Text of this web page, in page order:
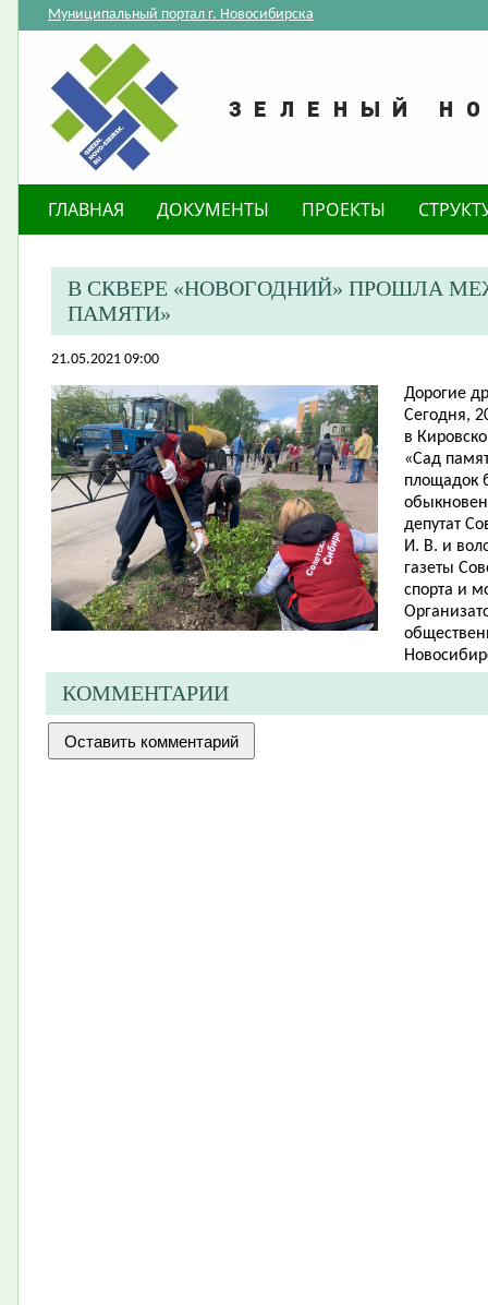
Муниципальный портал г. Новосибирска
ГЛАВНАЯ ДОКУМЕНТЫ ПРОЕКТЫ
В СКВЕРЕ «НОВОГОДНИЙ» ПРОШЛА
ПАМЯТИ»
21.05.2021 09:00
Дорогие
Сегодня,
в
«Сад
площадок
депутат
И. В. и
газеты
спорта и
КОММЕНТАРИИ